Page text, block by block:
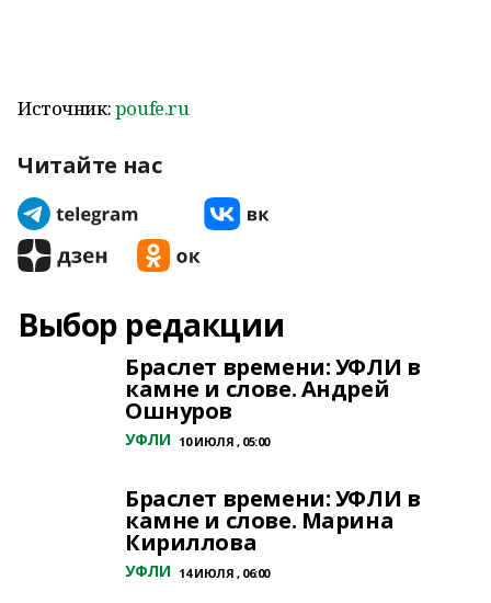
Источник:poufe.ru
Читайте нас
Выбор редакции
Браслет времени: УФЛИ в
камне и слове. Андрей
Ошнуров
УФЛИ 10 ИЮЛЯ , 05:00
Браслет времени: УФЛИ в
камне и слове. Марина
Кириллова
УФЛИ 14 ИЮЛЯ , 06:00